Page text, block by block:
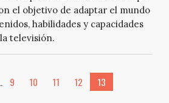
el objetivo de adaptar el mundo
habilidades y capacidades
televisión.
9 10 11 12 13